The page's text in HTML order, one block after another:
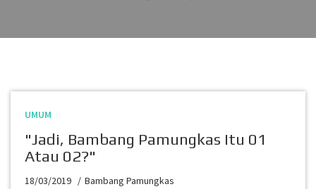
UMUM
"Jadi, Bambang Pamungkas Itu 01
Atau 02?"
18/03/2019
Bambang Pamungkas